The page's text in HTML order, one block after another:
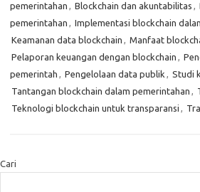
pemerintahan , Blockchain dan akuntabilitas ,
pemerintahan , Implementasi blockchain
Keamanan data blockchain , Manfaat
Pelaporan keuangan dengan blockchain ,
pemerintah , Pengelolaan data publik , Studi
Tantangan blockchain dalam pemerintahan ,
Teknologi blockchain untuk transparansi ,
Cari